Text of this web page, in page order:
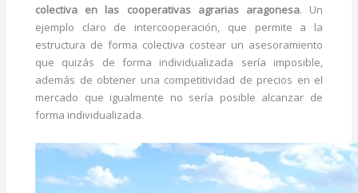
colectiva en las cooperativas agrarias aragonesa. Un
ejemplo claro de intercooperación, que permite a la
estructura de forma colectiva costear un asesoramiento
que quizás de forma individualizada sería imposible,
además de obtener una competitividad de precios en el
mercado que igualmente no sería posible alcanzar de
forma individualizada.